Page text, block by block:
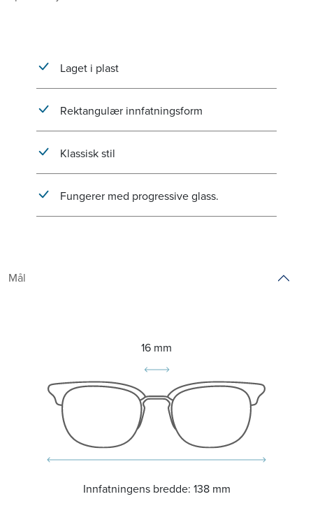
Laget i plast
Rektangulær innfatningsform
Klassisk stil
Fungerer med progressive glass.
Mål
16 mm
Innfatningens bredde: 138 mm